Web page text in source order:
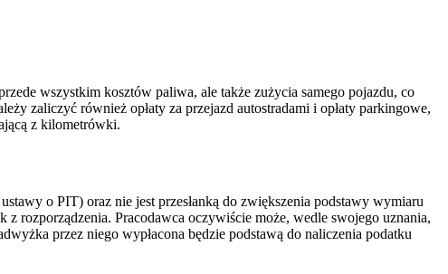
wszystkim kosztów paliwa, ale także zużycia samego pojazdu, co
zaliczyć również opłaty za przejazd autostradami i opłaty parkingowe,
z kilometrówki.
o PIT) oraz nie jest przesłanką do zwiększenia podstawy wymiaru
rozporządzenia. Pracodawca oczywiście może, wedle swojego uznania,
przez niego wypłacona będzie podstawą do naliczenia podatku